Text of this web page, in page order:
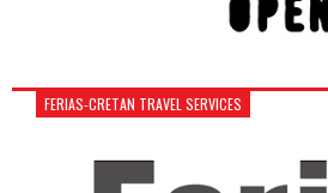
FERIAS-CRETAN TRAVEL SERVICES